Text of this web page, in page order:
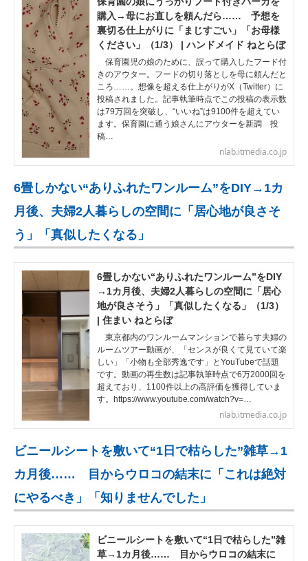
購入→母にお直しを頼んだら…… 予想を
裏切る仕上がりに「まじすごい」「お母様
ください」（1/3） | ハンドメイド ねとらぼ
保育園児の娘のために、誤って購入したフード付
きのアウター。フードの切り落としを母に頼んだと
ころ……。想像を超える仕上がりがX（Twitter）に
投稿されました。記事執筆時点でこの投稿の表示数
は79万回を突破し、“いいね”は9100件を超えてい
ます。保育園に通う娘さんにアウターを新調 投
稿…
nlab.itmedia.co.jp
6畳しかない“ありふれたワンルーム”をDIY→1カ
月後、夫婦2人暮らしの空間に「居心地が良さそ
う」「真似したくなる」
6畳しかない“ありふれたワンルーム”をDIY
→1カ月後、夫婦2人暮らしの空間に「居心
地が良さそう」「真似したくなる」（1/3）
| 住まい ねとらぼ
東京都内のワンルームマンションで暮らす夫婦の
ルームツアー動画が、「センスが良くて見ていて楽
しい」「小物も全部秀逸です」とYouTubeで話題
です。動画の再生数は記事執筆時点で6万2000回を
超えており、1100件以上の高評価を獲得していま
す。https://www.youtube.com/watch?v=…
nlab.itmedia.co.jp
ビニールシートを敷いて“1日で枯らした”雑草→1
カ月後…… 目からウロコの結末に「これは絶対
にやるべき」「知りませんでした」
ビニールシートを敷いて“1日で枯らした”雑
草→1カ月後…… 目からウロコの結末に